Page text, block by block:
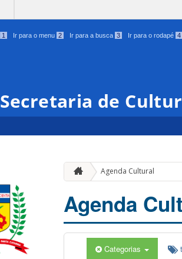
1 Ir para o menu 2 Ir para a busca 3 Ir para o rodapé 4
Secretaria de
Agenda Cultural
Agenda
Categorias